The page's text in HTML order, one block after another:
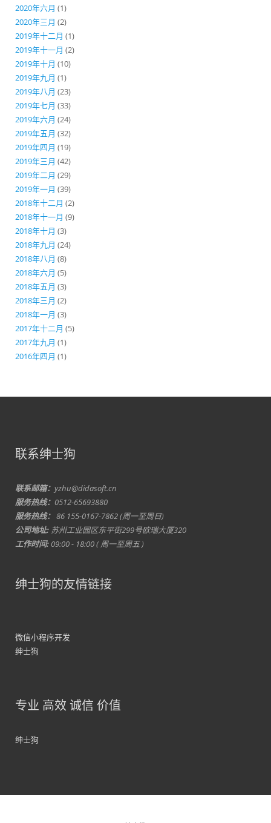
2020年六月 (1)
2020年三月 (2)
2019年十二月 (1)
2019年十一月 (2)
2019年十月 (10)
2019年九月 (1)
2019年八月 (23)
2019年七月 (33)
2019年六月 (24)
2019年五月 (32)
2019年四月 (19)
2019年三月 (42)
2019年二月 (29)
2019年一月 (39)
2018年十二月 (2)
2018年十一月 (9)
2018年十月 (3)
2018年九月 (24)
2018年八月 (8)
2018年六月 (5)
2018年五月 (3)
2018年三月 (2)
2018年一月 (3)
2017年十二月 (5)
2017年九月 (1)
2016年四月 (1)
联系绅士狗
联系邮箱： yzhu@didasoft.cn
服务热线： 0512-65693880
服务热线： 86 155-0167-7862 (周一至周日)
公司地址: 苏州工业园区东平街299号欧瑞大厦320
工作时间: 09:00 - 18:00 ( 周一至周五 )
绅士狗的友情链接
微信小程序开发
绅士狗
专业 高效 诚信 价值
绅士狗